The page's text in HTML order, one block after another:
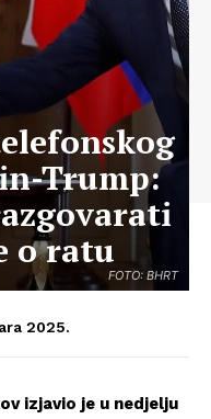
FOTO: BHRT
Trump:
o ratu
2025.
izjavio je u nedjelju